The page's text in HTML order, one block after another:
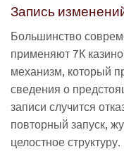
Запись
Большинство
применяют 7К
механизм, который
сведения о
записи случится
повторный запуск,
целостное структуру.